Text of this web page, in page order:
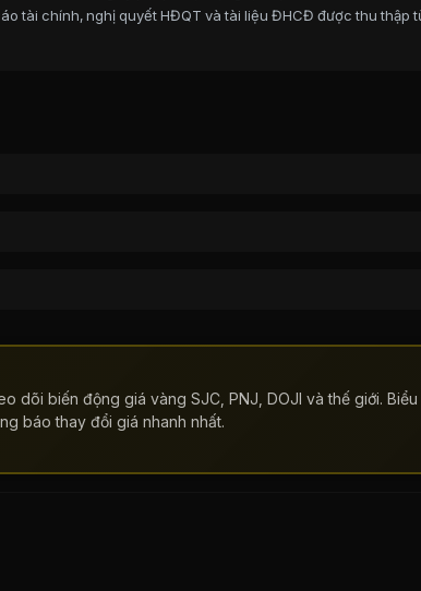
tài chính, nghị quyết HĐQT và tài liệu ĐHCĐ được thu
dõi biến động giá vàng SJC, PNJ, DOJI và thế giới.
báo thay đổi giá nhanh nhất.